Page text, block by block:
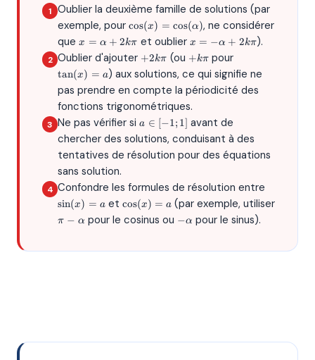
Oublier la deuxième famille de solutions (par
exemple, pour\cos(x) =
\cos(\alpha)
cos(x) = cos(α), ne considérer
quex =
\alpha
+
2k\pi
x = α + 2kπ et oublier x = -
\alpha
+
2k\pi
x = −α + 2kπ).
Oublier d'ajouter +
2k\pi
+2kπ (ou +
+kπ pour
= a
tan(x) = a) aux solutions, ce qui signifie ne
pas prendre en compte la périodicité des
fonctions trigonométriques.
Ne pas vérifier sia
\in
[-1;
1]
a ∈ [−1; 1] avant de
chercher des solutions, conduisant à des
tentatives de résolution pour des équations
sans solution.
Confondre les formules de résolution entre
sin(x) = aet \cos(x)
cos(x) = a(par exemple, utiliser
\pi -
π − α pour le cosinus ou -−α pour le sinus).